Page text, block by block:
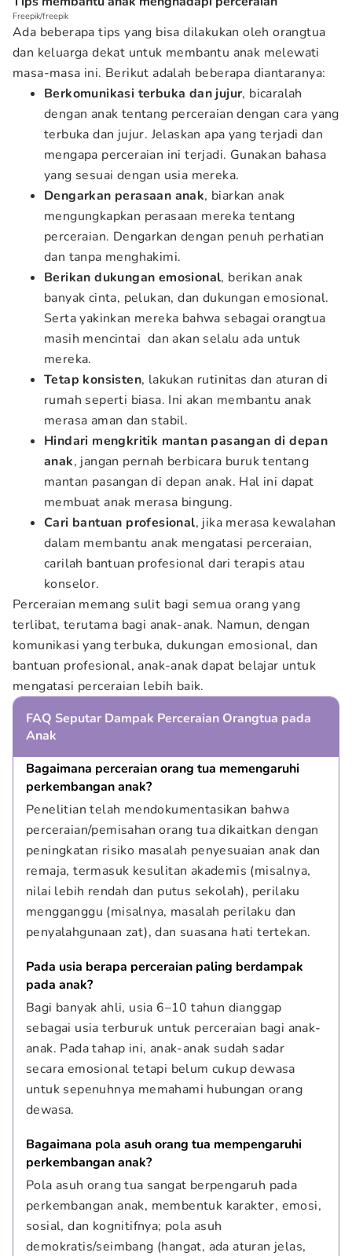
Freepik/freepik
Ada beberapa tips yang bisa dilakukan oleh orangtua
dan keluarga dekat untuk membantu anak melewati
masa-masa ini. Berikut adalah beberapa diantaranya:
Berkomunikasi terbuka dan jujur, bicaralah
dengan anak tentang perceraian dengan cara yang
terbuka dan jujur. Jelaskan apa yang terjadi dan
mengapa perceraian ini terjadi. Gunakan bahasa
yang sesuai dengan usia mereka.
Dengarkan perasaan anak, biarkan anak
mengungkapkan perasaan mereka tentang
perceraian. Dengarkan dengan penuh perhatian
dan tanpa menghakimi.
Berikan dukungan emosional, berikan anak
banyak cinta, pelukan, dan dukungan emosional.
Serta yakinkan mereka bahwa sebagai orangtua
masih mencintai dan akan selalu ada untuk
mereka.
Tetap konsisten, lakukan rutinitas dan aturan di
rumah seperti biasa. Ini akan membantu anak
merasa aman dan stabil.
Hindari mengkritik mantan pasangan di depan
anak, jangan pernah berbicara buruk tentang
mantan pasangan di depan anak. Hal ini dapat
membuat anak merasa bingung.
Cari bantuan profesional, jika merasa kewalahan
dalam membantu anak mengatasi perceraian,
carilah bantuan profesional dari terapis atau
konselor.
Perceraian memang sulit bagi semua orang yang
terlibat, terutama bagi anak-anak. Namun, dengan
komunikasi yang terbuka, dukungan emosional, dan
bantuan profesional, anak-anak dapat belajar untuk
mengatasi perceraian lebih baik.
FAQ Seputar Dampak Perceraian Orangtua pada
Anak
Bagaimana perceraian orang tua memengaruhi
perkembangan anak?
Penelitian telah mendokumentasikan bahwa
perceraian/pemisahan orang tua dikaitkan dengan
peningkatan risiko masalah penyesuaian anak dan
remaja, termasuk kesulitan akademis (misalnya,
nilai lebih rendah dan putus sekolah), perilaku
mengganggu (misalnya, masalah perilaku dan
penyalahgunaan zat), dan suasana hati tertekan.
Pada usia berapa perceraian paling berdampak
pada anak?
Bagi banyak ahli, usia 6–10 tahun dianggap
sebagai usia terburuk untuk perceraian bagi anak-
anak. Pada tahap ini, anak-anak sudah sadar
secara emosional tetapi belum cukup dewasa
untuk sepenuhnya memahami hubungan orang
dewasa.
Bagaimana pola asuh orang tua mempengaruhi
perkembangan anak?
Pola asuh orang tua sangat berpengaruh pada
perkembangan anak, membentuk karakter, emosi,
sosial, dan kognitifnya; pola asuh
demokratis/seimbang (hangat, ada aturan jelas,